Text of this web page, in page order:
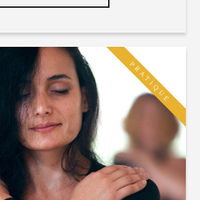
PRATIQUE